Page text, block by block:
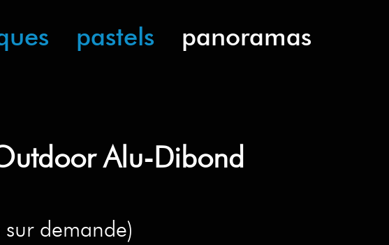
pastels panoramas
Alu-Dibond
demande)